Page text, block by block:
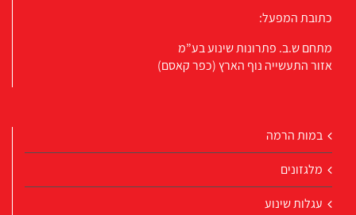
כתובת המפעל:
מתחם ש.ב. פתרונות שינוע בע”מ
אזור התעשייה נוף הארץ (כפר קאסם)
במות הרמה
מלגזונים
עגלות שינוע